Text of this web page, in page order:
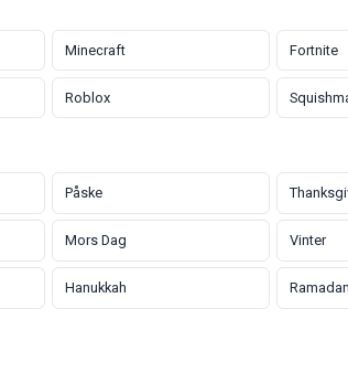
Minecraft Fortnite
Roblox
Påske
Mors Dag Vinter
Hanukkah Ramadan